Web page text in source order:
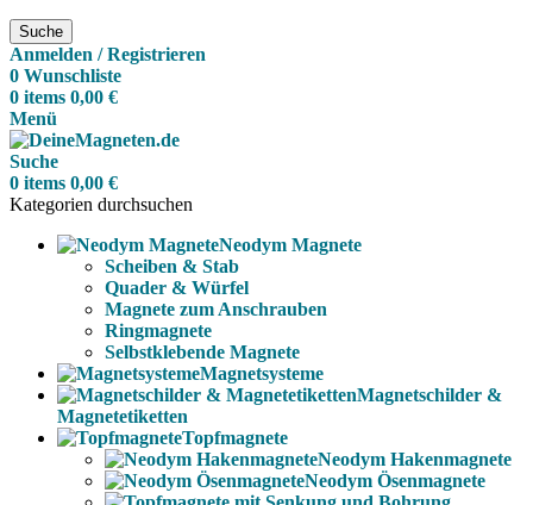
Suche
Anmelden / Registrieren
0 Wunschliste
0 items 0,00 €
Menü
Suche
0 items 0,00 €
Kategorien durchsuchen
Neodym Magnete
Scheiben & Stab
Quader & Würfel
Magnete zum Anschrauben
Ringmagnete
Selbstklebende Magnete
Magnetsysteme
Magnetschilder &
Magnetetiketten
Topfmagnete
Neodym Hakenmagnete
Neodym Ösenmagnete